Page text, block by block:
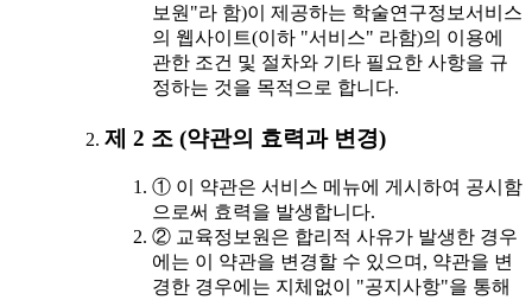
보원"라 함)이 제공하는 학술연구정보서비스
의 웹사이트(이하 "서비스" 라함)의 이용에
관한 조건 및 절차와 기타 필요한 사항을 규
정하는 것을 목적으로 합니다.
제 2 조 (약관의 효력과 변경)
① 이 약관은 서비스 메뉴에 게시하여 공시함
으로써 효력을 발생합니다.
② 교육정보원은 합리적 사유가 발생한 경우
에는 이 약관을 변경할 수 있으며, 약관을 변
경한 경우에는 지체없이 "공지사항"을 통해